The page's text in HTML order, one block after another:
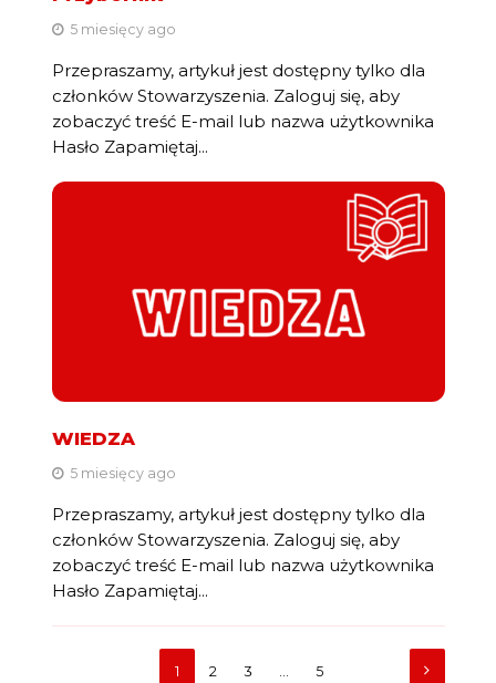
5 miesięcy ago
Przepraszamy, artykuł jest dostępny tylko dla
członków Stowarzyszenia. Zaloguj się, aby
zobaczyć treść E-mail lub nazwa użytkownika
Hasło Zapamiętaj...
WIEDZA
5 miesięcy ago
Przepraszamy, artykuł jest dostępny tylko dla
członków Stowarzyszenia. Zaloguj się, aby
zobaczyć treść E-mail lub nazwa użytkownika
Hasło Zapamiętaj...
1 2 3 5